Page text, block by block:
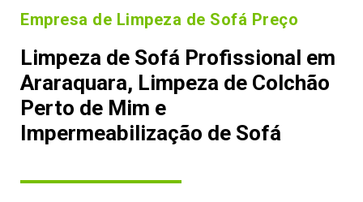
Empresa de Limpeza de Sofá Preço
Limpeza de Sofá Profissional em
Araraquara, Limpeza de Colchão
Perto de Mim e
Impermeabilização de Sofá